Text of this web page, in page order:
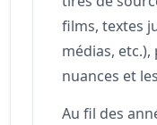
films, textes
médias,
nuances et
Au fil des